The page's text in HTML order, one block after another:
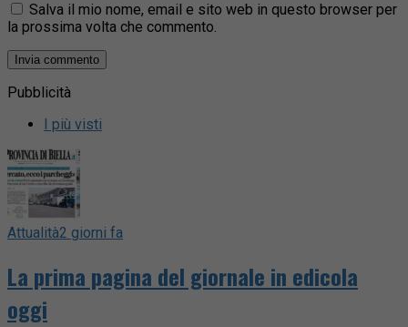
Salva il mio nome, email e sito web in questo browser per
la prossima volta che commento.
Pubblicità
I più visti
Attualità2 giorni fa
La prima pagina del giornale in edicola
oggi